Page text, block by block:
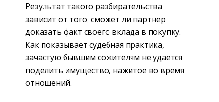
Результат такого разбирательства
зависит от того, сможет ли партнер
доказать факт своего вклада в покупку.
Как показывает судебная практика,
зачастую бывшим сожителям не удается
поделить имущество, нажитое во время
отношений.